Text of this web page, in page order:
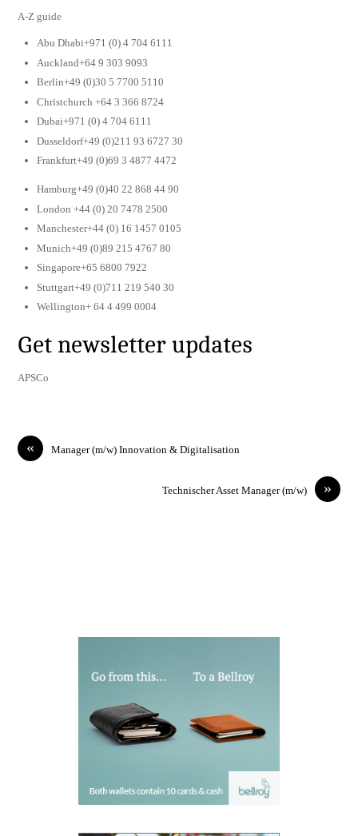
A-Z guide
Abu Dhabi+971 (0) 4 704 6111
Auckland+64 9 303 9093
Berlin+49 (0)30 5 7700 5110
Christchurch +64 3 366 8724
Dubai+971 (0) 4 704 6111
Dusseldorf+49 (0)211 93 6727 30
Frankfurt+49 (0)69 3 4877 4472
Hamburg+49 (0)40 22 868 44 90
London +44 (0) 20 7478 2500
Manchester+44 (0) 16 1457 0105
Munich+49 (0)89 215 4767 80
Singapore+65 6800 7922
Stuttgart+49 (0)711 219 540 30
Wellington+ 64 4 499 0004
Get newsletter updates
APSCo
« Manager (m/w) Innovation & Digitalisation
»
Technischer Asset Manager (m/w)